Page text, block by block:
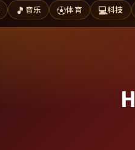
🎵 音乐 ⚽体育 💻科技